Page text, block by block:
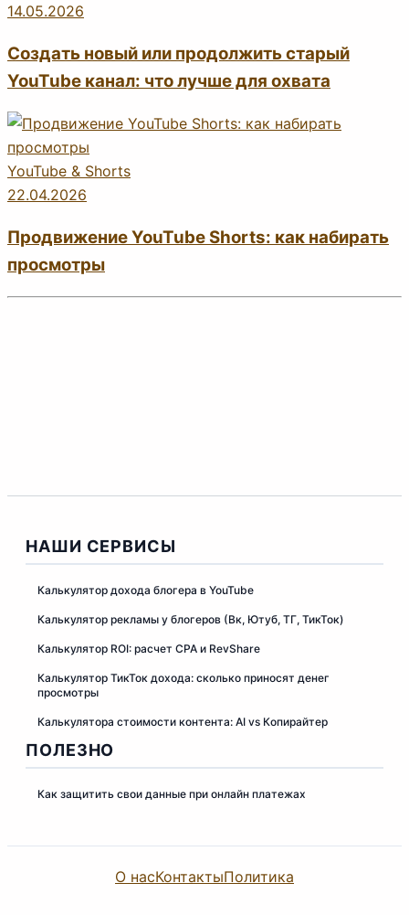
14.05.2026
Создать новый или продолжить старый
YouTube канал: что лучше для охвата
YouTube & Shorts
22.04.2026
Продвижение YouTube Shorts: как набирать
просмотры
НАШИ СЕРВИСЫ
Калькулятор дохода блогера в YouTube
Калькулятор рекламы у блогеров (Вк, Ютуб, ТГ, ТикТок)
Калькулятор ROI: расчет CPA и RevShare
Калькулятор ТикТок дохода: сколько приносят денег
просмотры
Калькулятора стоимости контента: AI vs Копирайтер
ПОЛЕЗНО
Как защитить свои данные при онлайн платежах
О насКонтактыПолитика